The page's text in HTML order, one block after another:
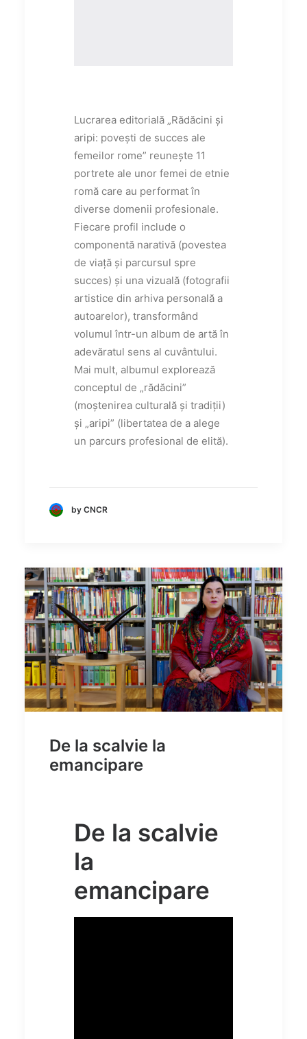
Lucrarea editorială „Rădăcini și
aripi: povești de succes ale
femeilor rome” reunește 11
portrete ale unor femei de etnie
romă care au performat în
diverse domenii profesionale.
Fiecare profil include o
componentă narativă (povestea
de viață și parcursul spre
succes) și una vizuală (fotografii
artistice din arhiva personală a
autoarelor), transformând
volumul într-un album de artă în
adevăratul sens al cuvântului.
Mai mult, albumul explorează
conceptul de „rădăcini”
(moștenirea culturală și tradiții)
și „aripi” (libertatea de a alege
un parcurs profesional de elită).
by CNCR
De la scalvie la
emancipare
De la scalvie
la
emancipare